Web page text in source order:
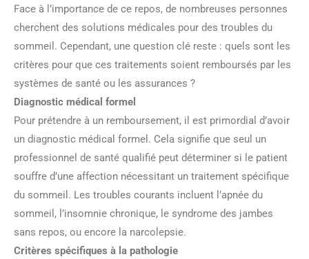
Face à l’importance de ce repos, de nombreuses personnes
cherchent des solutions médicales pour des troubles du
sommeil. Cependant, une question clé reste : quels sont les
critères pour que ces traitements soient remboursés par les
systèmes de santé ou les assurances ?
Diagnostic médical formel
Pour prétendre à un remboursement, il est primordial d’avoir
un diagnostic médical formel. Cela signifie que seul un
professionnel de santé qualifié peut déterminer si le patient
souffre d’une affection nécessitant un traitement spécifique
du sommeil. Les troubles courants incluent l’apnée du
sommeil, l’insomnie chronique, le syndrome des jambes
sans repos, ou encore la narcolepsie.
Critères spécifiques à la pathologie